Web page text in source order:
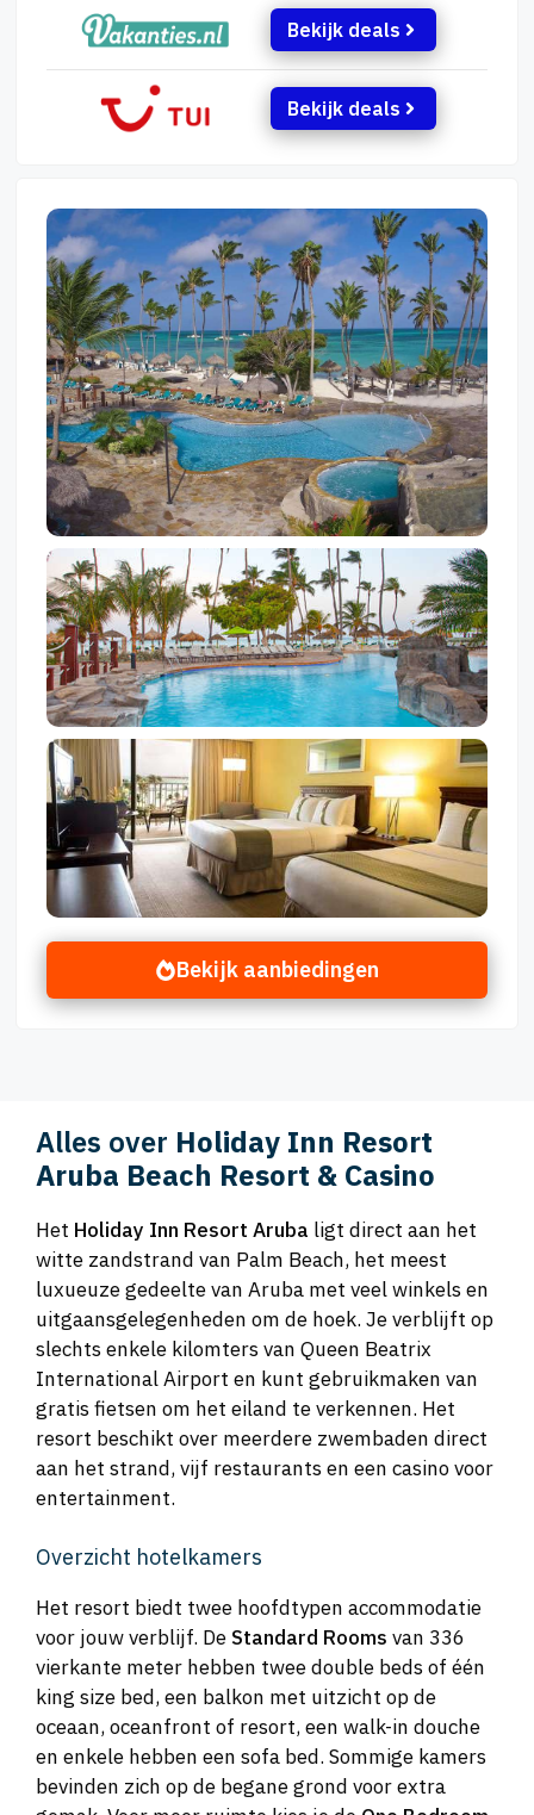
Bekijk aanbiedingen
Bekijk deals
Bekijk deals
Alles over Holiday Inn Resort
Aruba Beach Resort & Casino
Het Holiday Inn Resort Aruba ligt direct aan het
witte zandstrand van Palm Beach, het meest
luxueuze gedeelte van Aruba met veel winkels en
uitgaansgelegenheden om de hoek. Je verblijft op
slechts enkele kilomters van Queen Beatrix
International Airport en kunt gebruikmaken van
gratis fietsen om het eiland te verkennen. Het
resort beschikt over meerdere zwembaden direct
aan het strand, vijf restaurants en een casino voor
entertainment.
Overzicht hotelkamers
Het resort biedt twee hoofdtypen accommodatie
voor jouw verblijf. DeStandard Rooms van 336
vierkante meter hebben twee double beds of één
king size bed, een balkon met uitzicht op de
oceaan, oceanfront of resort, een walk-in douche
en enkele hebben een sofa bed. Sommige kamers
bevinden zich op de begane grond voor extra